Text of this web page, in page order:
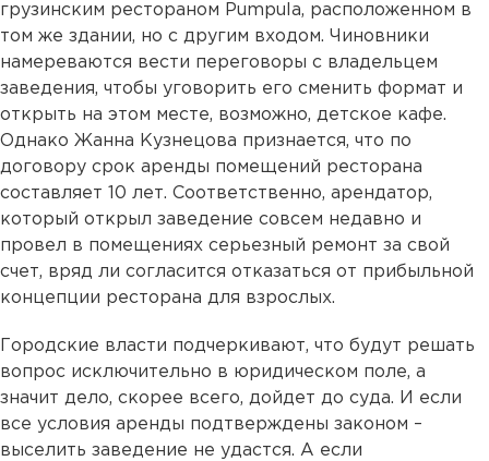
грузинским рестораном Pumpula, расположенном в
том же здании, но с другим входом. Чиновники
намереваются вести переговоры с владельцем
заведения, чтобы уговорить его сменить формат и
открыть на этом месте, возможно, детское кафе.
Однако Жанна Кузнецова признается, что по
договору срок аренды помещений ресторана
составляет 10 лет. Соответственно, арендатор,
который открыл заведение совсем недавно и
провел в помещениях серьезный ремонт за свой
счет, вряд ли согласится отказаться от прибыльной
концепции ресторана для взрослых.
Городские власти подчеркивают, что будут решать
вопрос исключительно в юридическом поле, а
значит дело, скорее всего, дойдет до суда. И если
все условия аренды подтверждены законом –
выселить заведение не удастся. А если